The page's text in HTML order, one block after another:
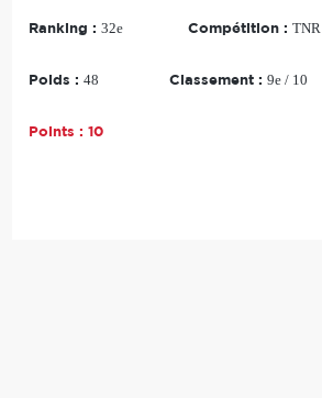
Ranking :32e Compétition : TNR
Poids :48 Classement : 9e / 10
Points :10